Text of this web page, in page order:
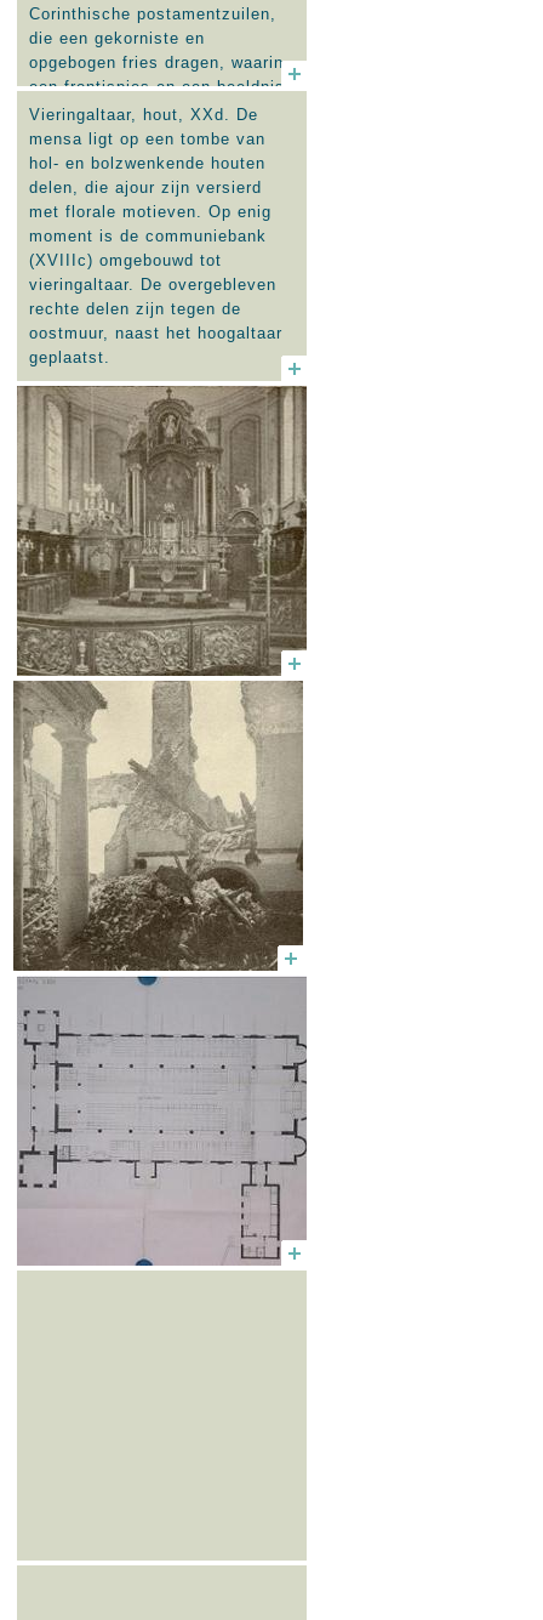
Corinthische postamentzuilen,
die een gekorniste en
opgebogen fries dragen, waarin
een frontispies en een beeldnis.
Hierin staat een beeldje. Aan
weerszijden van de fries rusten
engeltjes. Op het altaar rust een
koperen tabernakel. In de absis.
Vieringaltaar, hout, XXd. De
mensa ligt op een tombe van
hol- en bolzwenkende houten
delen, die ajour zijn versierd
met florale motieven. Op enig
moment is de communiebank
(XVIIIc) omgebouwd tot
vieringaltaar. De overgebleven
rechte delen zijn tegen de
oostmuur, naast het hoogaltaar
geplaatst.